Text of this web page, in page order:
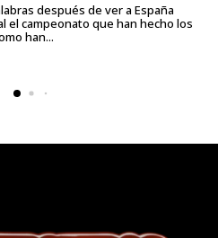
después de ver a España
el campeonato que han hecho los
han...